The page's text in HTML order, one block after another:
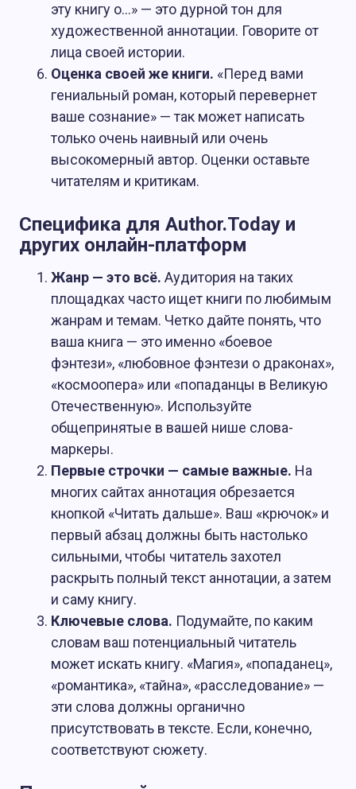
эту книгу о…» — это дурной тон для
художественной аннотации. Говорите от
лица своей истории.
Оценка своей же книги. «Перед вами
гениальный роман, который перевернет
ваше сознание» — так может написать
только очень наивный или очень
высокомерный автор. Оценки оставьте
читателям и критикам.
Специфика для Author.Today и
других онлайн-платформ
Жанр — это всё. Аудитория на таких
площадках часто ищет книги по любимым
жанрам и темам. Четко дайте понять, что
ваша книга — это именно «боевое
фэнтези», «любовное фэнтези о драконах»,
«космоопера» или «попаданцы в Великую
Отечественную». Используйте
общепринятые в вашей нише слова-
маркеры.
Первые строчки — самые важные. На
многих сайтах аннотация обрезается
кнопкой «Читать дальше». Ваш «крючок» и
первый абзац должны быть настолько
сильными, чтобы читатель захотел
раскрыть полный текст аннотации, а затем
и саму книгу.
Ключевые слова. Подумайте, по каким
словам ваш потенциальный читатель
может искать книгу. «Магия», «попаданец»,
«романтика», «тайна», «расследование» —
эти слова должны органично
присутствовать в тексте. Если, конечно,
соответствуют сюжету.